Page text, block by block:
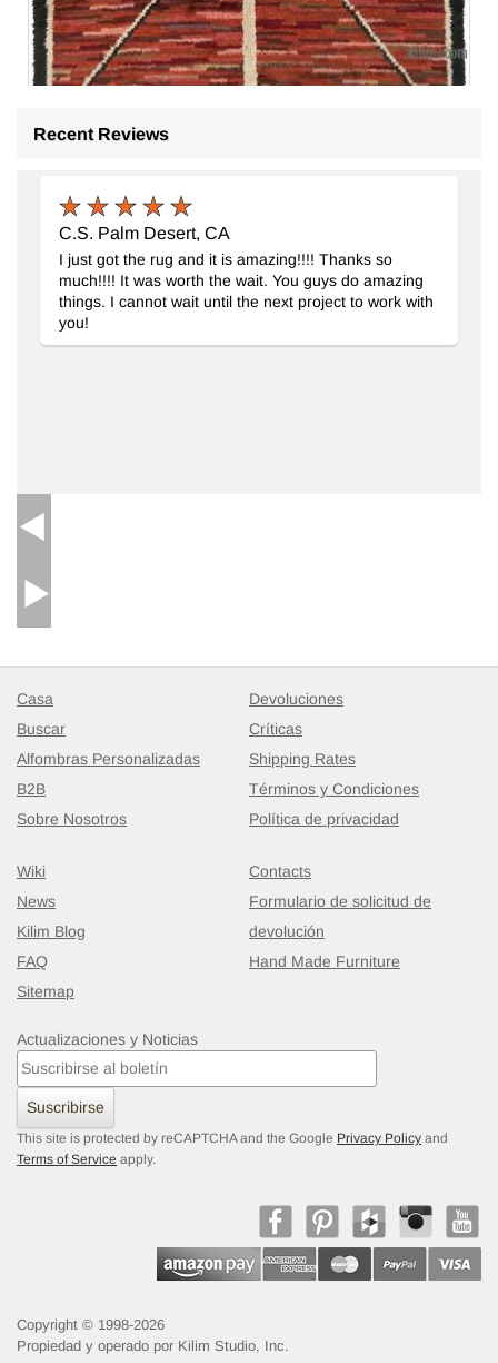
Nuevo Alfombra 'Tulu' de estilo Marroquí Anudada a Mano
Recent Reviews
C.S. Palm Desert, CA
I just got the rug and it is amazing!!!! Thanks so
much!!!! It was worth the wait. You guys do amazing
things. I cannot wait until the next project to work with
you!
Casa
Buscar
Alfombras Personalizadas
B2B
Sobre Nosotros
Devoluciones
Críticas
Shipping Rates
Términos y Condiciones
Política de privacidad
Wiki
News
Kilim Blog
FAQ
Sitemap
Contacts
Formulario de solicitud de
devolución
Hand Made Furniture
Actualizaciones y Noticias
Suscribirse
This site is protected by reCAPTCHA and the Google Privacy Policy and
Terms of Service apply.
Copyright © 1998-2026
Propiedad y operado por Kilim Studio, Inc.